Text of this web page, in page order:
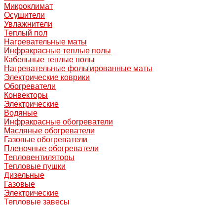
Микроклимат
Осушители
Увлажнители
Теплый пол
Нагревательные маты
Инфракрасные теплые полы
Кабельные теплые полы
Нагревательные фольгированные маты
Электрические коврики
Обогреватели
Конвекторы
Электрические
Водяные
Инфракрасные обогреватели
Масляные обогреватели
Газовые обогреватели
Пленочные обогреватели
Тепловентиляторы
Тепловые пушки
Дизельные
Газовые
Электрические
Тепловые завесы